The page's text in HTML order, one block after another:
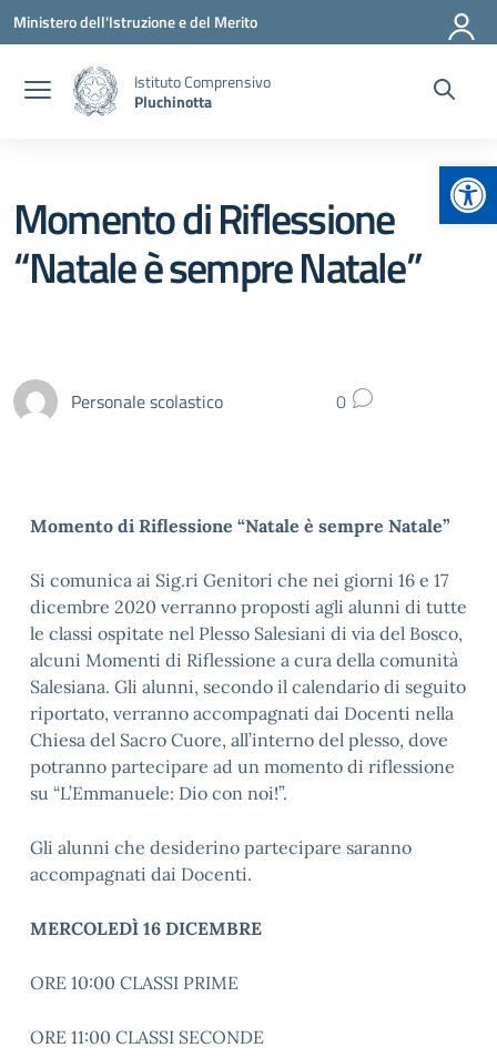
Vai ai contenuti
Vai al menu di navigazione
Vai al footer
Ministero dell'Istruzione e del Merito
Istituto Comprensivo
Pluchinotta
Momento di Riflessione
“Natale è sempre Natale”
Personale scolastico 0
Momento di Riflessione “Natale è sempre Natale”
Si comunica ai Sig.ri Genitori che nei giorni 16 e 17
dicembre 2020 verranno proposti agli alunni di tutte
le classi ospitate nel Plesso Salesiani di via del Bosco,
alcuni Momenti di Riflessione a cura della comunità
Salesiana. Gli alunni, secondo il calendario di seguito
riportato, verranno accompagnati dai Docenti nella
Chiesa del Sacro Cuore, all’interno del plesso, dove
potranno partecipare ad un momento di riflessione
su “L’Emmanuele: Dio con noi!”.
Gli alunni che desiderino partecipare saranno
accompagnati dai Docenti.
MERCOLEDÌ 16 DICEMBRE
ORE 10:00 CLASSI PRIME
ORE 11:00 CLASSI SECONDE